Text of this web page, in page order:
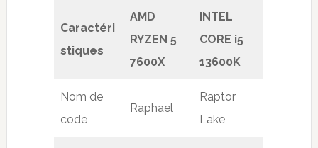
Caractéri
stiques
AMD
RYZEN 5
7600X
INTEL
CORE i5
13600K
Nom de
code
Raphael
Raptor
Lake